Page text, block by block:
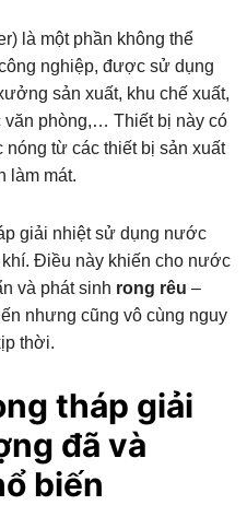
là một phần không thể
nghiệp, được sử dụng
sản xuất, khu chế xuất,
văn phòng,… Thiết bị này có
từ các thiết bị sản xuất
làm mát.
giải nhiệt sử dụng nước
Điều này khiến cho nước
và phát sinh rong rêu –
nhưng cũng vô cùng nguy
thời.
tháp giải
đã và
biến